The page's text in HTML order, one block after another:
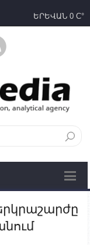
ԵՐԵՎԱՆ 0 C°